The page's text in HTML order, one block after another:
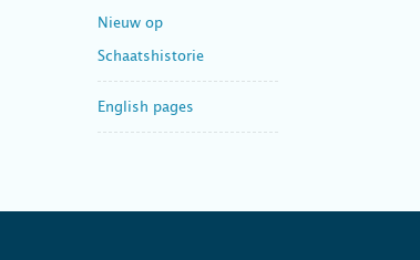
Nieuw op
Schaatshistorie
English pages